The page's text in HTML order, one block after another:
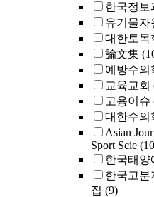
한국정보
유기물자
대한토목
論文集
예방수의
교육교회
고용이슈
대한수의
Asian
Sport Scie
한국태양
한국고분
집 (9)